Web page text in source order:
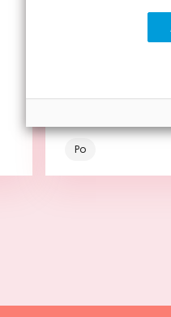
11 tips voor
Met deze tips
betrek je
Po